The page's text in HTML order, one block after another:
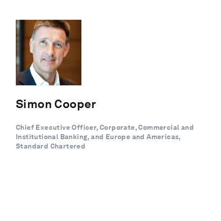
Simon Cooper
Chief Executive Officer, Corporate, Commercial and
Institutional Banking, and Europe and Americas,
Standard Chartered